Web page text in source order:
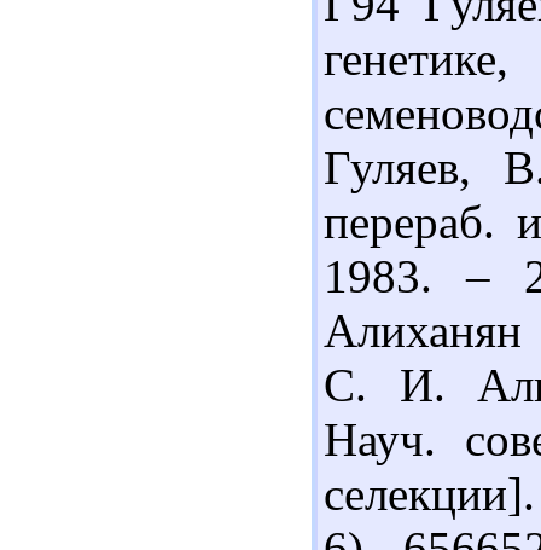
Гуляев,
перераб.
1983. –
С. И.
Науч.